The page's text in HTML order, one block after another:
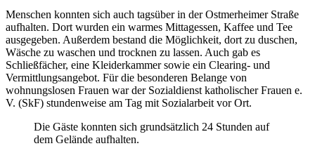
Menschen konnten sich auch tagsüber in der Ostmerheimer Straße
aufhalten. Dort wurden ein warmes Mittagessen, Kaffee und Tee
ausgegeben. Außerdem bestand die Möglichkeit, dort zu duschen,
Wäsche zu waschen und trocknen zu lassen. Auch gab es
Schließfächer, eine Kleiderkammer sowie ein Clearing- und
Vermittlungsangebot. Für die besonderen Belange von
wohnungslosen Frauen war der Sozialdienst katholischer Frauen e.
V. (SkF) stundenweise am Tag mit Sozialarbeit vor Ort.
Die Gäste konnten sich grundsätzlich 24 Stunden auf
dem Gelände aufhalten.